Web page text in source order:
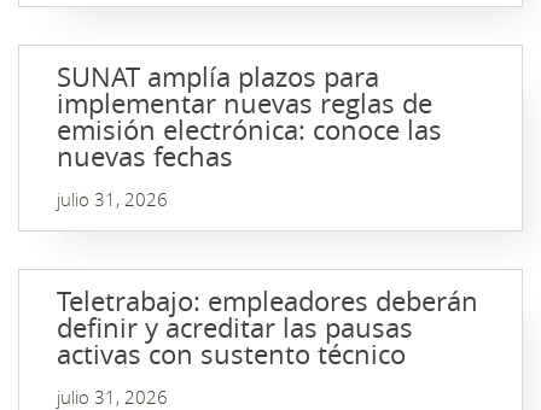
SUNAT amplía plazos para
implementar nuevas reglas de
emisión electrónica: conoce las
nuevas fechas
julio 31, 2026
Teletrabajo: empleadores deberán
definir y acreditar las pausas
activas con sustento técnico
julio 31, 2026